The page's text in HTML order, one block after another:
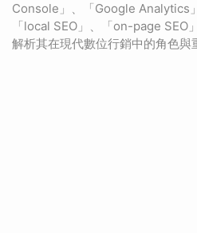
Console」、「Google Analytics
「local SEO」、「on-page SEO
解析其在現代數位行銷中的角色與